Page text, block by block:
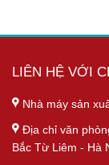
LIÊN HỆ VỚI
Nhà máy sản
Địa chỉ văn
Bắc Từ Liêm - Hà